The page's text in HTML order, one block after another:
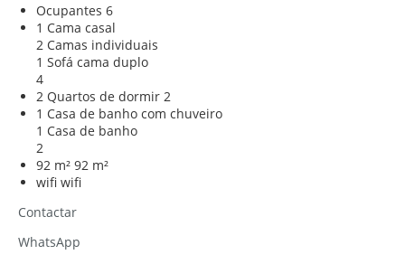
Ocupantes 6
1 Cama casal
2 Camas individuais
1 Sofá cama duplo
4
2 Quartos de dormir 2
1 Casa de banho com chuveiro
1 Casa de banho
2
92 m² 92 m²
wifi wifi
Contactar
WhatsApp